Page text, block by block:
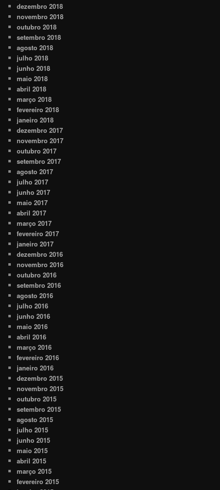
dezembro 2018
novembro 2018
outubro 2018
setembro 2018
agosto 2018
julho 2018
junho 2018
maio 2018
abril 2018
março 2018
fevereiro 2018
janeiro 2018
dezembro 2017
novembro 2017
outubro 2017
setembro 2017
agosto 2017
julho 2017
junho 2017
maio 2017
abril 2017
março 2017
fevereiro 2017
janeiro 2017
dezembro 2016
novembro 2016
outubro 2016
setembro 2016
agosto 2016
julho 2016
junho 2016
maio 2016
abril 2016
março 2016
fevereiro 2016
janeiro 2016
dezembro 2015
novembro 2015
outubro 2015
setembro 2015
agosto 2015
julho 2015
junho 2015
maio 2015
abril 2015
março 2015
fevereiro 2015